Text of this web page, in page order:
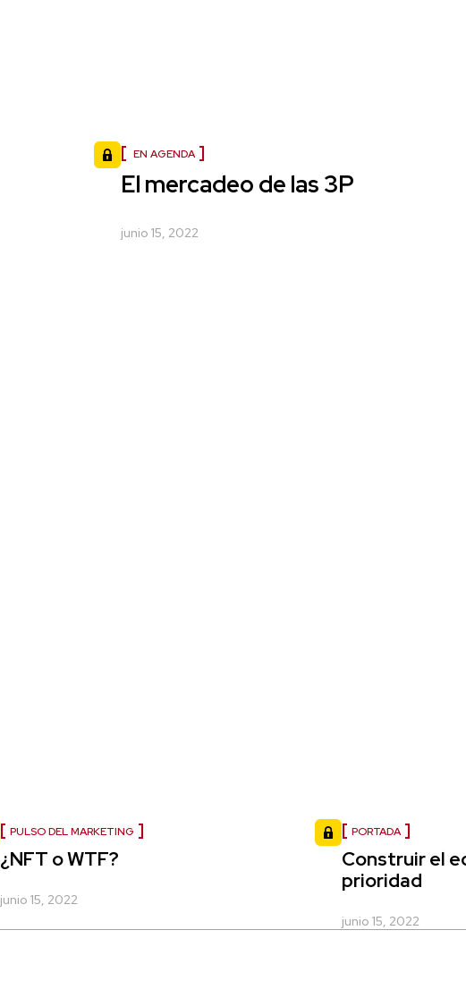
EN AGENDA
El mercadeo de las 3P
junio 15, 2022
PULSO DEL MARKETING
¿NFT o WTF?
junio 15, 2022
PORTADA
Construir el
prioridad
junio 15, 2022